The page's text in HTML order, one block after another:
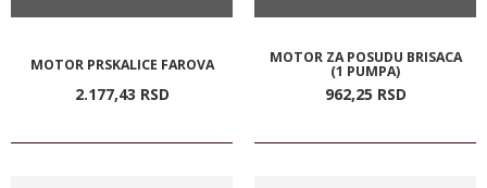
MOTOR PRSKALICE FAROVA
2.177,43 RSD
MOTOR ZA POSUDU BRISACA
(1 PUMPA)
962,25 RSD